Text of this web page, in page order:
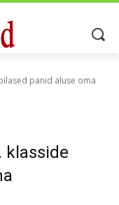
panid aluse oma
klasside